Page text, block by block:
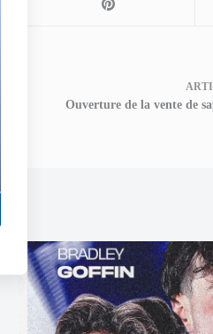
Ouverture de la vente de